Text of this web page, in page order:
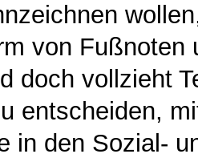
von Fußnoten
doch vollzieht
entscheiden,
in den Sozial-